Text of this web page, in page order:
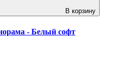
В корзину
- Белый софт